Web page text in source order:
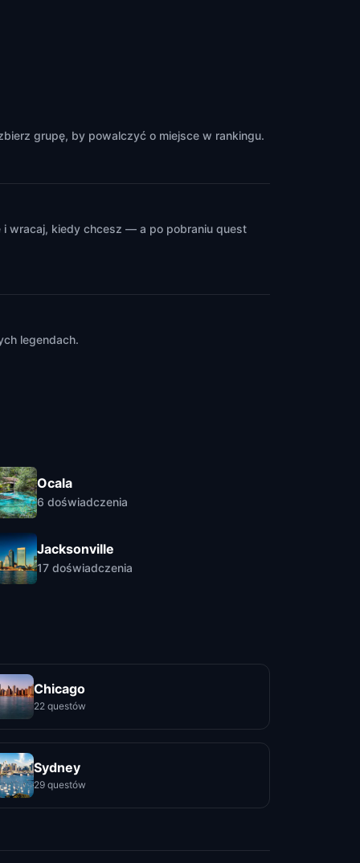
grupę, by powalczyć o miejsce w rankingu.
i wracaj, kiedy chcesz — a po pobraniu quest
legendach.
Ocala
6 doświadczenia
Jacksonville
17 doświadczenia
Chicago
22 questów
Sydney
29 questów